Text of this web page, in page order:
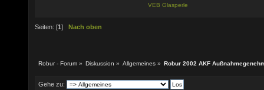
VEB Glasperle
Seiten: [1] Nach oben
Robur - Forum » Diskussion » Allgemeines » Robur 2002 AKF
Gehe zu: